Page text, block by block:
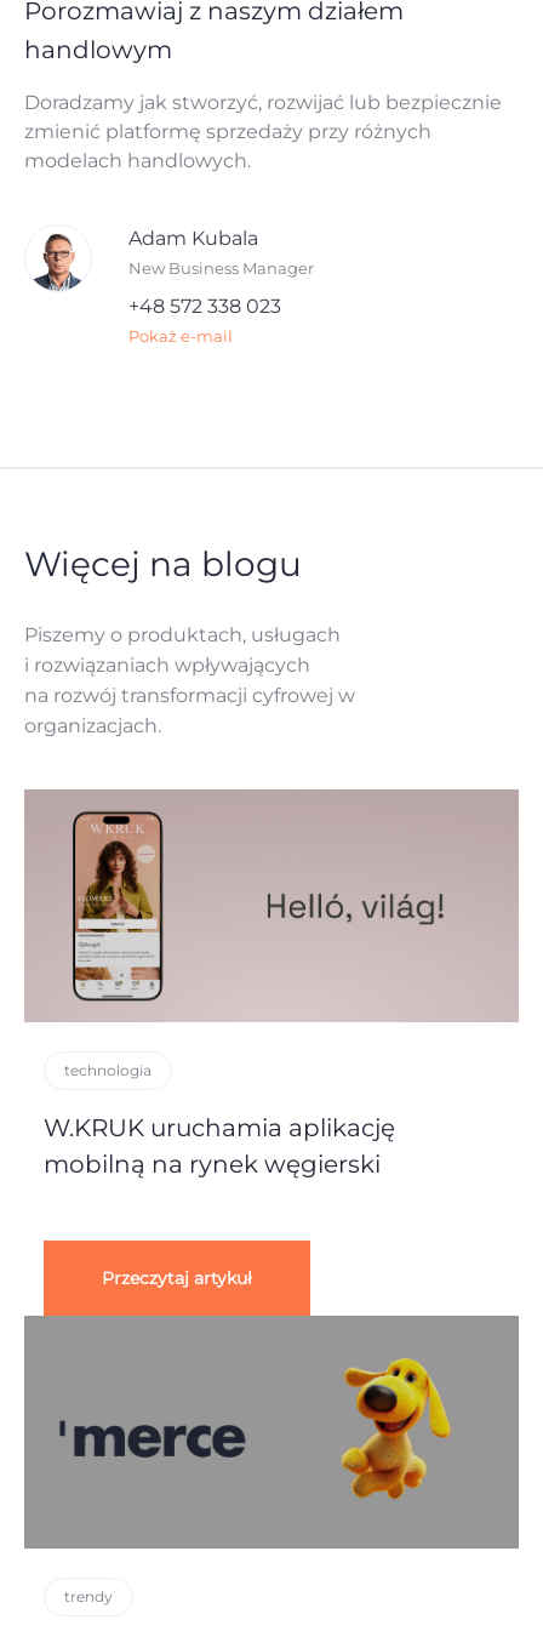
Porozmawiaj z naszym działem
handlowym
Doradzamy jak stworzyć, rozwijać lub bezpiecznie
zmienić platformę sprzedaży przy różnych
modelach handlowych.
Adam Kubala
New Business Manager
+48 572 338 023
Pokaż e-mail
Więcej na blogu
Piszemy o produktach, usługach
i rozwiązaniach wpływających
na rozwój transformacji cyfrowej w
organizacjach.
technologia
W.KRUK uruchamia aplikację
mobilną na rynek węgierski
Przeczytaj artykuł
trendy